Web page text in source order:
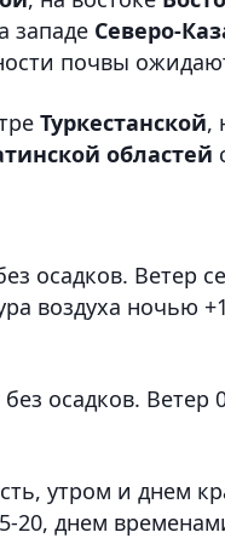
западе Северо-
почвы
Туркестанской,
областей
осадков. Ветер
воздуха ночью
осадков. Ветер
утром и днем
днем